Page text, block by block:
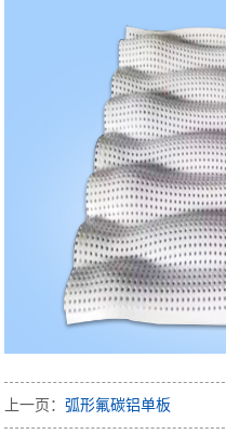
上一页：弧形氟碳铝单板